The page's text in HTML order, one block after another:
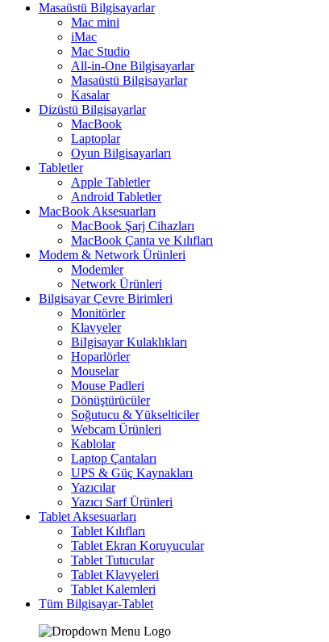
Masaüstü Bilgisayarlar
Mac mini
iMac
Mac Studio
All-in-One Bilgisayarlar
Masaüstü Bilgisayarlar
Kasalar
Dizüstü Bilgisayarlar
MacBook
Laptoplar
Oyun Bilgisayarları
Tabletler
Apple Tabletler
Android Tabletler
MacBook Aksesuarları
MacBook Şarj Cihazları
MacBook Çanta ve Kılıfları
Modem & Network Ürünleri
Modemler
Network Ürünleri
Bilgisayar Çevre Birimleri
Monitörler
Klavyeler
BiIgisayar Kulaklıkları
Hoparlörler
Mouselar
Mouse Padleri
Dönüştürücüler
Soğutucu & Yükselticiler
Webcam Ürünleri
Kablolar
Laptop Çantaları
UPS & Güç Kaynakları
Yazıcılar
Yazıcı Sarf Ürünleri
Tablet Aksesuarları
Tablet Kılıfları
Tablet Ekran Koruyucular
Tablet Tutucular
Tablet Klavyeleri
Tablet Kalemleri
Tüm Bilgisayar-Tablet